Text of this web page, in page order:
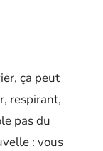
ça peut
respirant,
pas du
: vous